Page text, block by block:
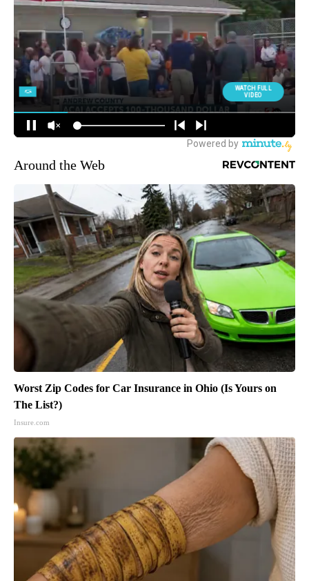
Around the Web
Worst Zip Codes for Car Insurance in Ohio (Is Yours on
The List?)
Insure.com